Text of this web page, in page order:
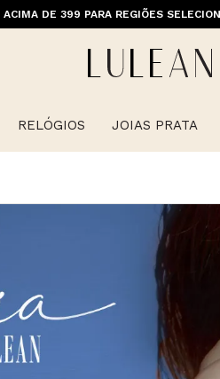
ACIMA DE 399 PARA REGIÕES
RELÓGIOS JOIAS PRATA